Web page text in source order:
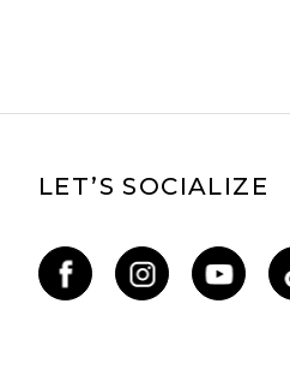
LET’S SOCIALIZE